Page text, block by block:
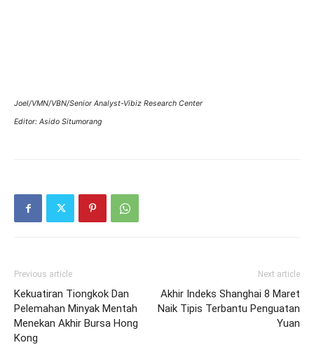
Joel/VMN/VBN/Senior Analyst-Vibiz Research Center
Editor: Asido Situmorang
Previous article
Kekuatiran Tiongkok Dan
Pelemahan Minyak Mentah
Menekan Akhir Bursa Hong
Kong
Next article
Akhir Indeks Shanghai 8 Maret
Naik Tipis Terbantu Penguatan
Yuan